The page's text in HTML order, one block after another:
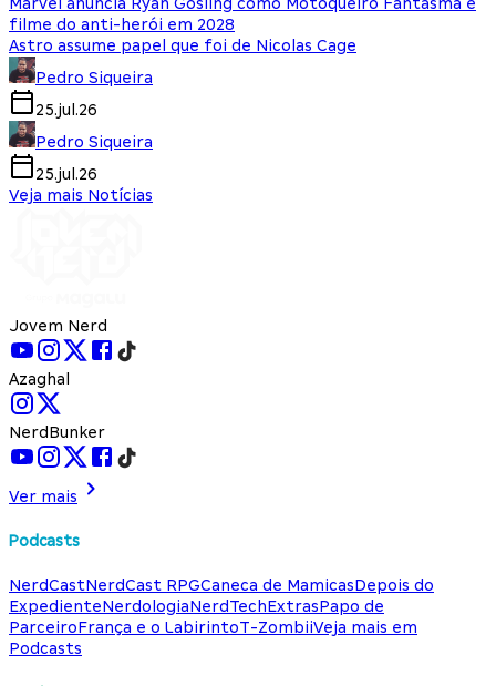
filme do anti-herói em 2028
Astro assume papel que foi de Nicolas Cage
Pedro Siqueira
25.jul.26
Pedro Siqueira
25.jul.26
Veja mais Notícias
Jovem Nerd
Azaghal
NerdBunker
Ver mais
Podcasts
NerdCastNerdCast RPGCaneca de MamicasDepois do
ExpedienteNerdologiaNerdTechExtrasPapo de
ParceiroFrança e o LabirintoT-ZombiiVeja mais em
Podcasts